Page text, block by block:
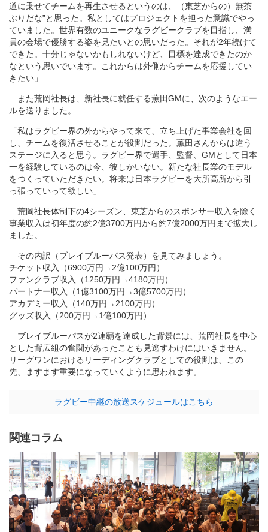
道に乗せてチームを再生させるというのは、（東芝からの）無茶
ぶりだな”と思った。私としてはプロジェクトを担った意識でやっ
ていました。世界有数のユニークなラグビークラブを目指し、満
員の会場で優勝する姿を見たいとの思いだった。それが2年続けて
できた。十分じゃないかもしれないけど、目標を達成できたのか
なという思いでいます。これからは外側からチームを応援してい
きたい」
また荒岡社長は、新社長に就任する薫田GMに、次のようなエー
ルを送りました。
「私はラグビー界の外からやって来て、立ち上げた事業会社を回
し、チームを復活させることが役割だった。薫田さんからは違う
ステージに入ると思う。ラグビー界で選手、監督、GMとして日本
一を経験しているのは今、彼しかいない。新たな社長業のモデル
をつくっていただきたい。将来は日本ラグビーを大所高所から引
っ張っていって欲しい」
荒岡社長体制下の4シーズン、東芝からのスポンサー収入を除く
事業収入は初年度の約2億3700万円から約7億2000万円まで拡大し
ました。
その内訳（ブレイブルーパス発表）を見てみましょう。
チケット収入（6900万円→2億100万円）
ファンクラブ収入（1250万円→4180万円）
パートナー収入（1億3100万円→3億5700万円）
アカデミー収入（140万円→2100万円）
グッズ収入（200万円→1億100万円）
ブレイブルーパスが2連覇を達成した背景には、荒岡社長を中心
とした背広組の奮闘があったことも見逃すわけにはいきません。
リーグワンにおけるリーディングクラブとしての役割は、この
先、ますます重要になっていくように思われます。
ラグビー中継の放送スケジュールはこちら
関連コラム